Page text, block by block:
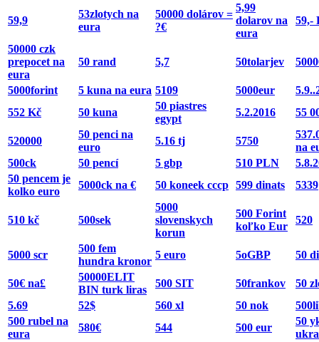
59,9
53zlotych na
eura
50000 dolárov =
?€
5,99
dolarov na
eura
59,-
50000 czk
prepocet na
eura
50 rand 5,7 50tolarjev
5000forint 5 kuna na eura 5109 5000eur
552 Kč
50 kuna
50 piastres
egypt
5.2.2016 55
520000
50 penci na
euro
5.16 tj 5750
na
500ck
50 pencí 5 gbp 510 PLN
50 pencem je
kolko euro
5000ck na € 50 koneek cccp 599 dinats 5339
510 kč 500sek
5000
slovenskych
korun
500 Forint
koľko Eur
520
5000 scr
500 fem
hundra kronor
5 euro 5oGBP 50
50€ na£
50000ELIT
BIN turk liras
500 SIT 50frankov
50
5.69
52$ 560 xl 50 nok
500 rubel na
eura
580€ 544 500 eur
50